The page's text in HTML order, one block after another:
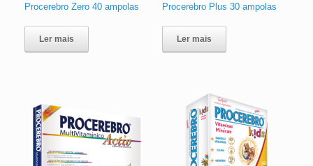
Procerebro Zero 40 ampolas
Ler mais
Procerebro Plus 30 ampolas
Ler mais